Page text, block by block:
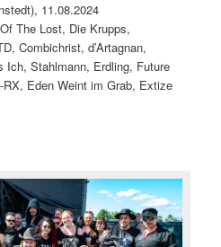
11.08.2024
The Lost, Die Krupps,
Combichrist, d’Artagnan,
Ich, Stahlmann, Erdling, Future
Eden Weint im Grab, Extize